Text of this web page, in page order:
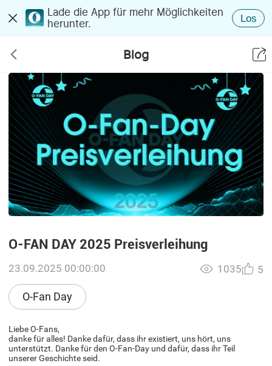
Lade die App für mehr Möglichkeiten
herunter.
Los
Blog
O-FAN DAY 2025 Preisverleihung
23.09.2025 00:00:00
O-Fan Day
1035 5
Liebe O-Fans​​,
danke für alles! Danke dafür, dass ihr existiert, uns hört, uns
unterstützt. Danke für den O-Fan-Day und dafür, dass ihr Teil
unserer Geschichte seid.